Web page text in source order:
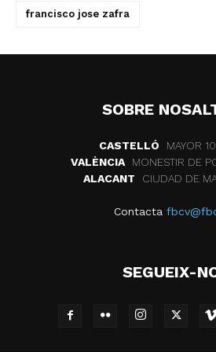
francisco jose zafra
SOBRE
CASTELLÓ
MAYOR
VALÈNCIA
MONESTIR DE
ALACANT
CIUDAD DE
Contacta
SEGUEIX-